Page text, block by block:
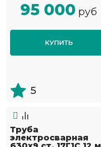
95 000 руб
КУПИТЬ
5
Труба
электросварная